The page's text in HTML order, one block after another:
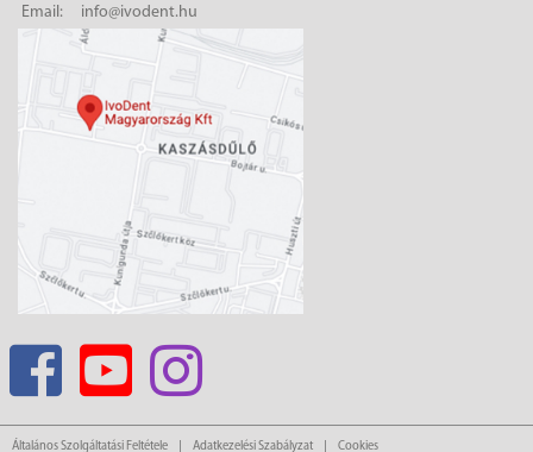
Email:
info@ivodent.hu
Általános Szolgáltatási Feltétele Adatkezelési Szabályzat Cookies